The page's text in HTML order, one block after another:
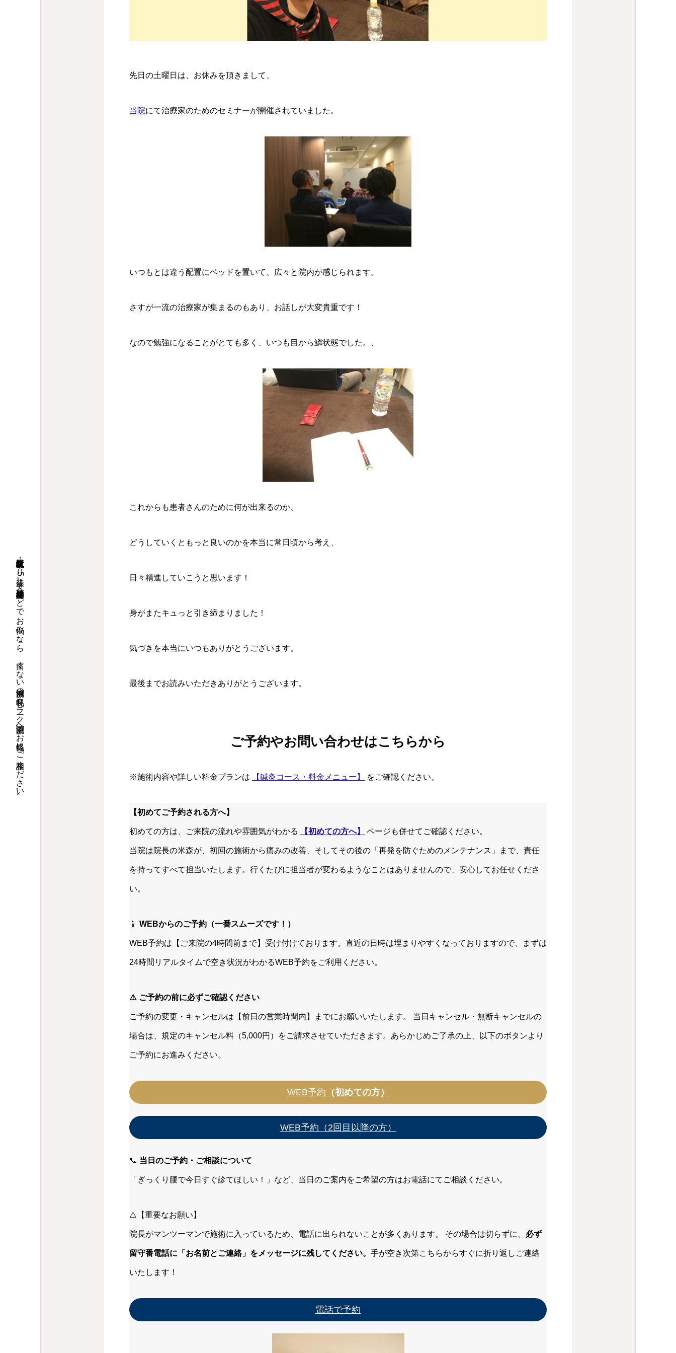
札幌市北区・札幌駅北口より徒歩5分。頭痛・腰痛・坐骨神経痛などでお悩みなら、痛くない鍼治療の「札幌クラーク治療院」へお気軽にご相談ください。
先日の土曜日は、お休みを頂きまして、
当院にて治療家のためのセミナーが開催されていました。
いつもとは違う配置にベッドを置いて、広々と院内が感じられます。
さすが一流の治療家が集まるのもあり、お話しが大変貴重です！
なので勉強になることがとても多く、いつも目から鱗状態でした。、
これからも患者さんのために何が出来るのか、
どうしていくともっと良いのかを本当に常日頃から考え、
日々精進していこうと思います！
身がまたキュっと引き締まりました！
気づきを本当にいつもありがとうございます。
最後までお読みいただきありがとうございます。
ご予約やお問い合わせはこちらから
※施術内容や詳しい料金プランは 【鍼灸コース・料金メニュー】 をご確認ください。
【初めてご予約される方へ】
初めての方は、ご来院の流れや雰囲気がわかる 【初めての方へ】 ページも併せてご確認ください。
当院は院長の米森が、初回の施術から痛みの改善、そしてその後の「再発を防ぐためのメンテナンス」まで、責任
を持ってすべて担当いたします。行くたびに担当者が変わるようなことはありませんので、安心してお任せくださ
い。
📱 WEBからのご予約（一番スムーズです！）
WEB予約は【ご来院の4時間前まで】受け付けております。直近の日時は埋まりやすくなっておりますので、まずは
24時間リアルタイムで空き状況がわかるWEB予約をご利用ください。
⚠️ ご予約の前に必ずご確認ください
ご予約の変更・キャンセルは【前日の営業時間内】までにお願いいたします。 当日キャンセル・無断キャンセルの
場合は、規定のキャンセル料（5,000円）をご請求させていただきます。あらかじめご了承の上、以下のボタンより
ご予約にお進みください。
WEB予約 （初めての方）
WEB予約（2回目以降の方）
📞 当日のご予約・ご相談について
「ぎっくり腰で今日すぐ診てほしい！」など、当日のご案内をご希望の方はお電話にてご相談ください。
⚠️【重要なお願い】
院長がマンツーマンで施術に入っているため、電話に出られないことが多くあります。 その場合は切らずに、 必ず
留守番電話に「お名前とご連絡」をメッセージに残してください。 手が空き次第こちらからすぐに折り返しご連絡
いたします！
電話で予約